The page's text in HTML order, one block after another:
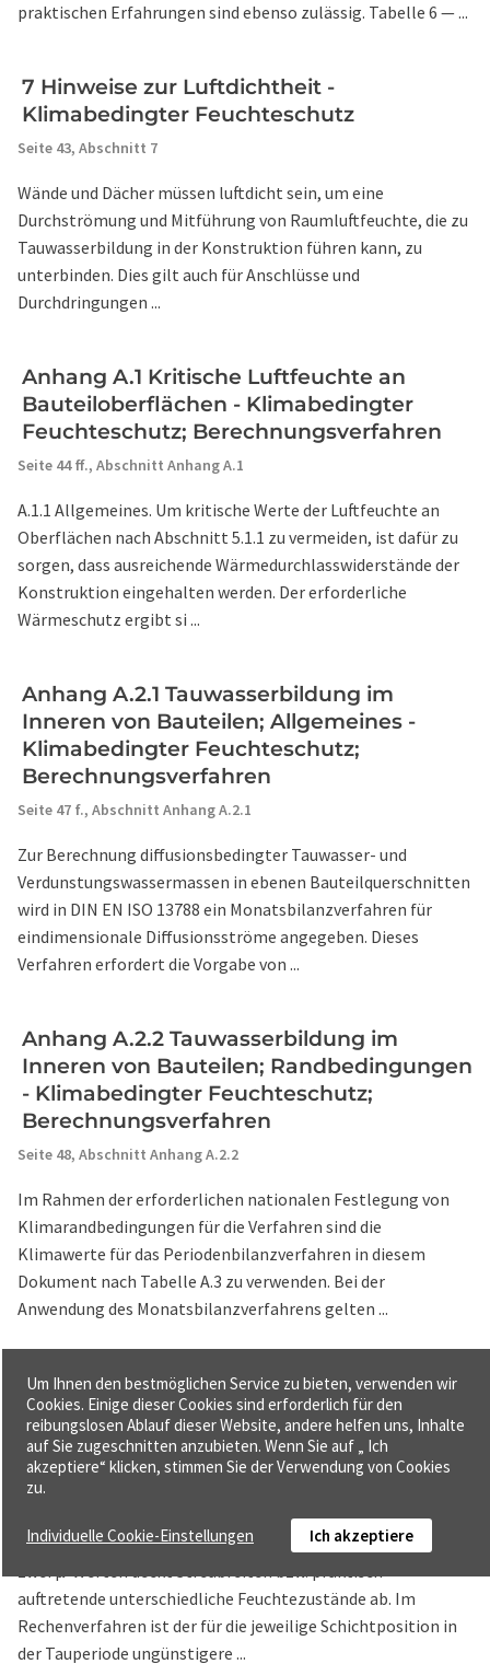
praktischen Erfahrungen sind ebenso zulässig. Tabelle 6 — ...
7 Hinweise zur Luftdichtheit -
Klimabedingter Feuchteschutz
Seite 43, Abschnitt 7
Wände und Dächer müssen luftdicht sein, um eine
Durchströmung und Mitführung von Raumluftfeuchte, die zu
Tauwasserbildung in der Konstruktion führen kann, zu
unterbinden. Dies gilt auch für Anschlüsse und
Durchdringungen ...
Anhang A.1 Kritische Luftfeuchte an
Bauteiloberflächen - Klimabedingter
Feuchteschutz; Berechnungsverfahren
Seite 44 ff., Abschnitt Anhang A.1
A.1.1 Allgemeines. Um kritische Werte der Luftfeuchte an
Oberflächen nach Abschnitt 5.1.1 zu vermeiden, ist dafür zu
sorgen, dass ausreichende Wärmedurchlasswiderstände der
Konstruktion eingehalten werden. Der erforderliche
Wärmeschutz ergibt si ...
Anhang A.2.1 Tauwasserbildung im
Inneren von Bauteilen; Allgemeines -
Klimabedingter Feuchteschutz;
Berechnungsverfahren
Seite 47 f., Abschnitt Anhang A.2.1
Zur Berechnung diffusionsbedingter Tauwasser- und
Verdunstungswassermassen in ebenen Bauteilquerschnitten
wird in DIN EN ISO 13788 ein Monatsbilanzverfahren für
eindimensionale Diffusionsströme angegeben. Dieses
Verfahren erfordert die Vorgabe von ...
Anhang A.2.2 Tauwasserbildung im
Inneren von Bauteilen; Randbedingungen
- Klimabedingter Feuchteschutz;
Berechnungsverfahren
Seite 48, Abschnitt Anhang A.2.2
Im Rahmen der erforderlichen nationalen Festlegung von
Klimarandbedingungen für die Verfahren sind die
Klimawerte für das Periodenbilanzverfahren in diesem
Dokument nach Tabelle A.3 zu verwenden. Bei der
Anwendung des Monatsbilanzverfahrens gelten ...
Anhang A.2.3 Tauwasserbildung im
Inneren von Bauteilen; Hinweise zu
Stoffeigenschaften - Klimabedingter
Feuchteschutz; Berechnungsverfahren
Seite 48 f.,
Die in DIN 4108-4, DIN EN ISO 10456 aufgeführte Angabe von
zwei μ-Werten deckt Streubreiten bzw. praktisch
auftretende unterschiedliche Feuchtezustände ab. Im
Rechenverfahren ist der für die jeweilige Schichtposition in
der Tauperiode ungünstigere ...
Um Ihnen den bestmöglichen Service zu bieten, verwenden wir
Cookies. Einige dieser Cookies sind erforderlich für den
reibungslosen Ablauf dieser Website, andere helfen uns, Inhalte
auf Sie zugeschnitten anzubieten. Wenn Sie auf „ Ich
akzeptiere“ klicken, stimmen Sie der Verwendung von Cookies
zu.
Individuelle Cookie-Einstellungen Ich akzeptiere